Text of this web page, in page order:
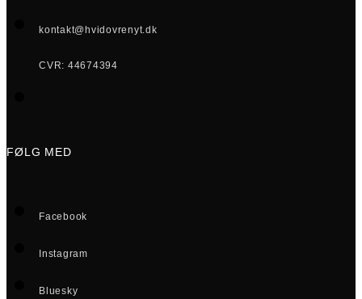
kontakt@hvidovrenyt.dk
CVR: 44674394
FØLG MED
Facebook
Instagram
Bluesky